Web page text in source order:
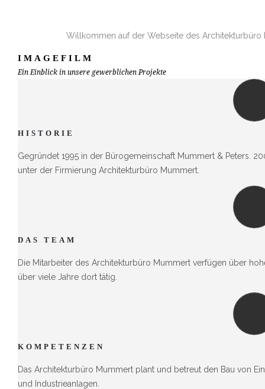
Willkommen auf der Webseite des
IMAGEFILM
Ein Einblick in unsere gewerblichen Projekte
HISTORIE
Gegründet 1995 in der Bürogemeinschaft Mummert & Peters.
unter der Firmierung Architekturbüro Mummert.
DAS TEAM
Die Mitarbeiter des Architekturbüro Mummert verfügen über
über viele Jahre dort tätig.
KOMPETENZEN
Das Architekturbüro Mummert plant und betreut den Bau von
und Industrieanlagen.